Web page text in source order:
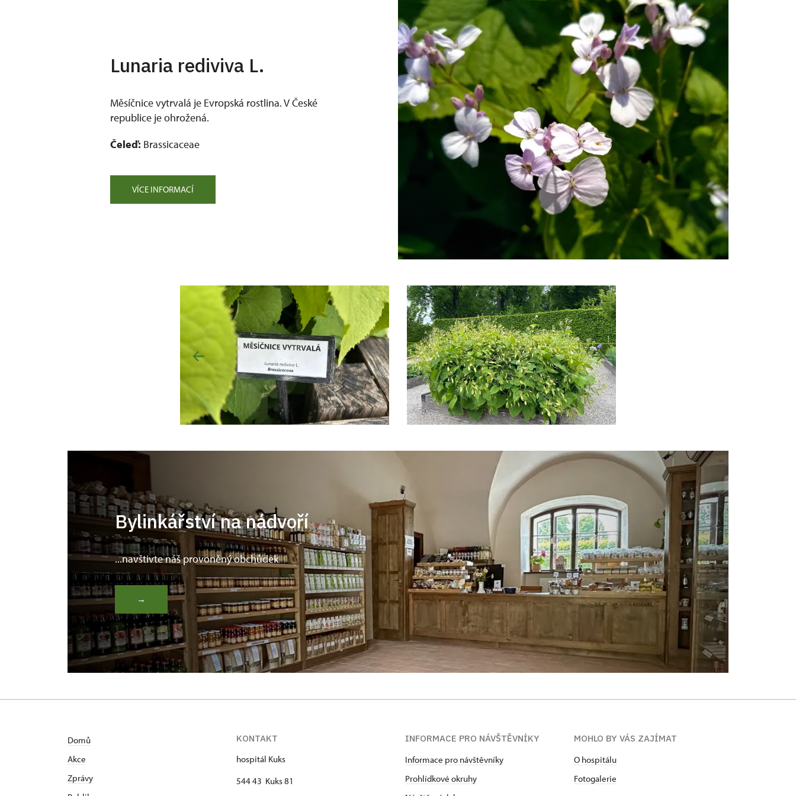
Lunaria rediviva L.
Měsíčnice vytrvalá je Evropská rostlina. V České
republice je ohrožená.
Čeleď: Brassicaceae
VÍCE INFORMACÍ
Bylinkářství na nádvoří
...navštivte náš provoněný obchůdek
→
Domů
Akce
Zprávy
KONTAKT
hospitál Kuks
544 43 Kuks 81
INFORMACE PRO NÁVŠTĚVNÍKY
Informace pro návštěvníky
Prohlídkové okruhy
MOHLO BY VÁS ZAJÍMAT
O hospitálu
Fotogalerie